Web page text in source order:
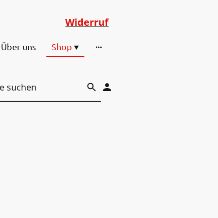
Widerruf
Über uns Shop